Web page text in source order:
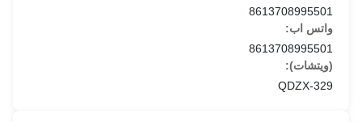
8613708995501
واتس اب:
8613708995501
(ويتشات):
QDZX-329